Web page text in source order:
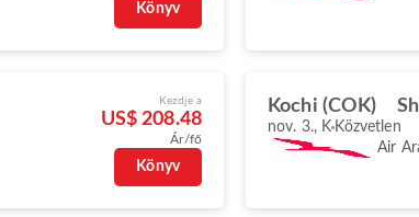
Könyv
Kezdje a
US$ 208.48
Ár/fő
Könyv
Kochi (COK)
nov. 3., K Közvetlen
Air